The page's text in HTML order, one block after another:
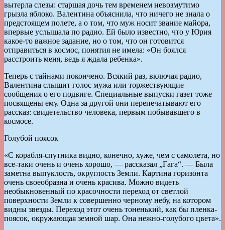
вытерла слезы: старшая дочь тем временем невозмутимо
грызла яблоко. Валентина объяснила, что ничего не знала о
предстоящем полете, а о том, что муж носит звание майора,
впервые услышала по радио. Ей было известно, что у Юрия
какое-то важное задание, но о том, что он готовится
отправиться в космос, понятия не имела: «Он боялся
расстроить меня, ведь я ждала ребенка».
Теперь с тайнами покончено. Всякий раз, включая радио,
Валентина слышит голос мужа или торжествующие
сообщения о его подвиге. Специальные выпуски газет тоже
посвящены ему. Одна за другой они перепечатывают его
рассказ: свидетельство человека, первым побывавшего в
космосе.
Голубой поясок
«С корабля-спутника видно, конечно, хуже, чем с самолета, но
все-таки очень и очень хорошо, — рассказал „Гага“. — Была
заметна выпуклость, округлость Земли. Картина горизонта
очень своеобразна и очень красива. Можно видеть
необыкновенный по красочности переход от светлой
поверхности Земли к совершенно черному небу, на котором
видны звезды. Переход этот очень тоненький, как бы пленка-
поясок, окружающая земной шар. Она нежно-голубого цвета».